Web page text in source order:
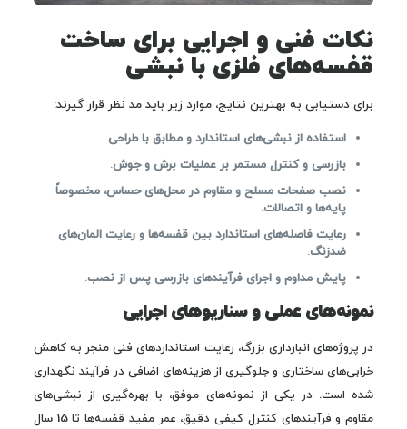
نکات فنی و اجرایی برای ساخت
قفسه‌های فلزی با نبشی
برای دستیابی به بهترین نتایج، موارد زیر باید مد نظر قرار گیرند:
استفاده از نبشی‌های استاندارد و مطابق با طراحی.
بازرسی و کنترل مستمر بر عملیات برش و جوش.
نصب صفحات مسلح و مقاوم در محل‌های حساس، مخصوصاً
پایه‌ها و اتصالات.
رعایت فاصله‌های استاندارد بین قفسه‌ها و رعایت المان‌های
ضدزنگ.
پایش مداوم و اجرای فرآیندهای بازرسی پس از نصب.
نمونه‌های عملی و سناریوهای اجرایی
در پروژه‌های انبارداری بزرگ، رعایت استانداردهای فنی منجر به کاهش
خرابی‌های ساختاری و جلوگیری از هزینه‌های اضافی در فرآیند نگهداری
شده است. در یکی از نمونه‌های موفق، با بهره‌گیری از نبشی‌های
مقاوم و فرآیندهای کنترل کیفی دقیق، عمر مفید قفسه‌ها تا 15 سال